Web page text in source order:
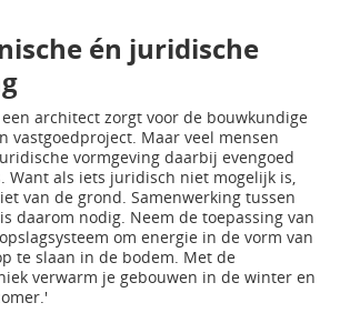
én juridische
architect zorgt voor de bouwkundige
vastgoedproject. Maar veel mensen
vormgeving daarbij evengoed
Want als iets juridisch niet mogelijk is,
van de grond. Samenwerking tussen
daarom nodig. Neem de toepassing van
om energie in de vorm van
te slaan in de bodem. Met de
verwarm je gebouwen in de winter en